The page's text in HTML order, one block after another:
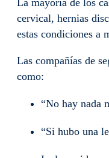
La mayoría de los
cervical, hernias
estas condiciones a
Las compañías de
como:
“No hay nada
“Si hubo una